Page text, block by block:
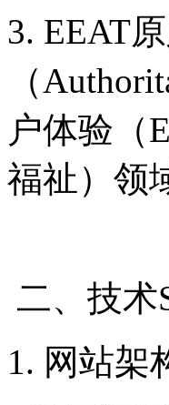
3. EEAT
（
户体验（
福祉）领
二、技术
1. 网站架